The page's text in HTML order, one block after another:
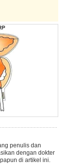
penulis dan
dengan dokter
di artikel ini.